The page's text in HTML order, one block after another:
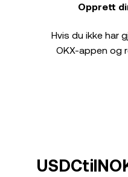
Opprett
Hvis du ikke har
OKX-appen og